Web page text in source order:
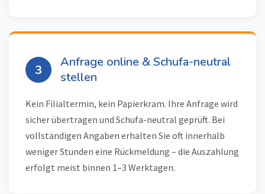
3
Anfrage online & Schufa-neutral
stellen
Kein Filialtermin, kein Papierkram. Ihre Anfrage wird
sicher übertragen und Schufa-neutral geprüft. Bei
vollständigen Angaben erhalten Sie oft innerhalb
weniger Stunden eine Rückmeldung – die Auszahlung
erfolgt meist binnen 1–3 Werktagen.